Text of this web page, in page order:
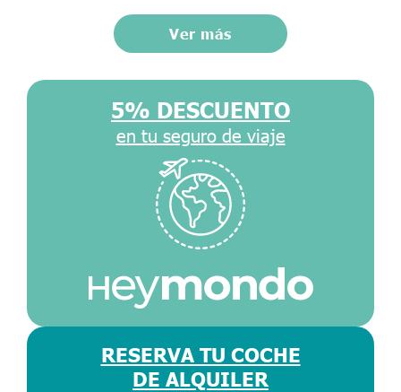
Ver más
5% DESCUENTO
en tu seguro de viaje
RESERVA TU COCHE
DE ALQUILER